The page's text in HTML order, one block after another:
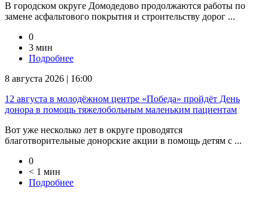
В городском округе Домодедово продолжаются работы по
замене асфальтового покрытия и строительству дорог ...
0
3 мин
Подробнее
8 августа 2026 | 16:00
12 августа в молодёжном центре «Победа» пройдёт День
донора в помощь тяжелобольным маленьким пациентам
Вот уже несколько лет в округе проводятся
благотворительные донорские акции в помощь детям с ...
0
< 1 мин
Подробнее